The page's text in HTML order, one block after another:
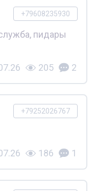
+79608235930
пидары
205 2
+79252026767
186 1